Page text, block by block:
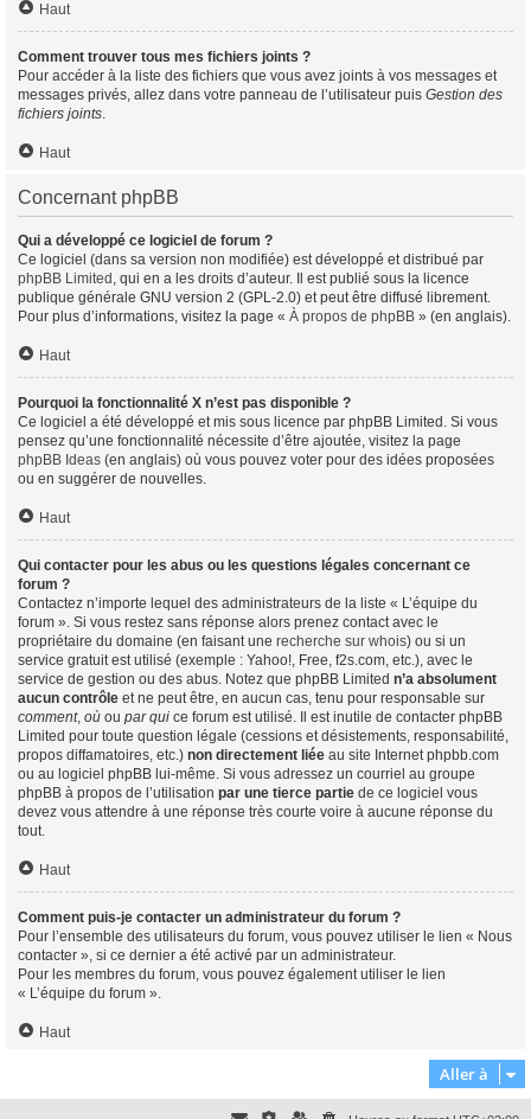
Haut
Comment trouver tous mes fichiers joints ?
Pour accéder à la liste des fichiers que vous avez joints à vos messages et
messages privés, allez dans votre panneau de l’utilisateur puis Gestion des
fichiers joints.
Haut
Concernant phpBB
Qui a développé ce logiciel de forum ?
Ce logiciel (dans sa version non modifiée) est développé et distribué par
phpBB Limited , qui en a les droits d’auteur. Il est publié sous la licence
publique générale GNU version 2 (GPL-2.0) et peut être diffusé librement.
Pour plus d’informations, visitez la page « À propos de phpBB » (en anglais).
Haut
Pourquoi la fonctionnalité X n’est pas disponible ?
Ce logiciel a été développé et mis sous licence par phpBB Limited. Si vous
pensez qu’une fonctionnalité nécessite d’être ajoutée, visitez la page
phpBB Ideas (en anglais) où vous pouvez voter pour des idées proposées
ou en suggérer de nouvelles.
Haut
Qui contacter pour les abus ou les questions légales concernant ce
forum ?
Contactez n’importe lequel des administrateurs de la liste « L’équipe du
forum ». Si vous restez sans réponse alors prenez contact avec le
propriétaire du domaine (en faisant une recherche sur whois) ou si un
service gratuit est utilisé (exemple : Yahoo!, Free, f2s.com, etc.), avec le
service de gestion ou des abus. Notez que phpBB Limited n’a absolument
aucun contrôle et ne peut être, en aucun cas, tenu pour responsable sur
comment, où ou par qui ce forum est utilisé. Il est inutile de contacter phpBB
Limited pour toute question légale (cessions et désistements, responsabilité,
propos diffamatoires, etc.) non directement liée au site Internet phpbb.com
ou au logiciel phpBB lui-même. Si vous adressez un courriel au groupe
phpBB à propos de l’utilisation par une tierce partie de ce logiciel vous
devez vous attendre à une réponse très courte voire à aucune réponse du
tout.
Haut
Comment puis-je contacter un administrateur du forum ?
Pour l’ensemble des utilisateurs du forum, vous pouvez utiliser le lien « Nous
contacter », si ce dernier a été activé par un administrateur.
Pour les membres du forum, vous pouvez également utiliser le lien
« L’équipe du forum ».
Haut
Aller à